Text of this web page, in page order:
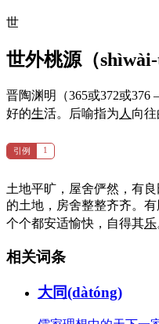
世
世外桃源（
晋陶渊明（365或372或
好的生活。后喻指为 人 向
引例 1
土地平旷，屋舍俨然，有
的土地，房舍整整齐齐。
个个都安适愉快，自得其乐
相关词条
大同(dàtóng)